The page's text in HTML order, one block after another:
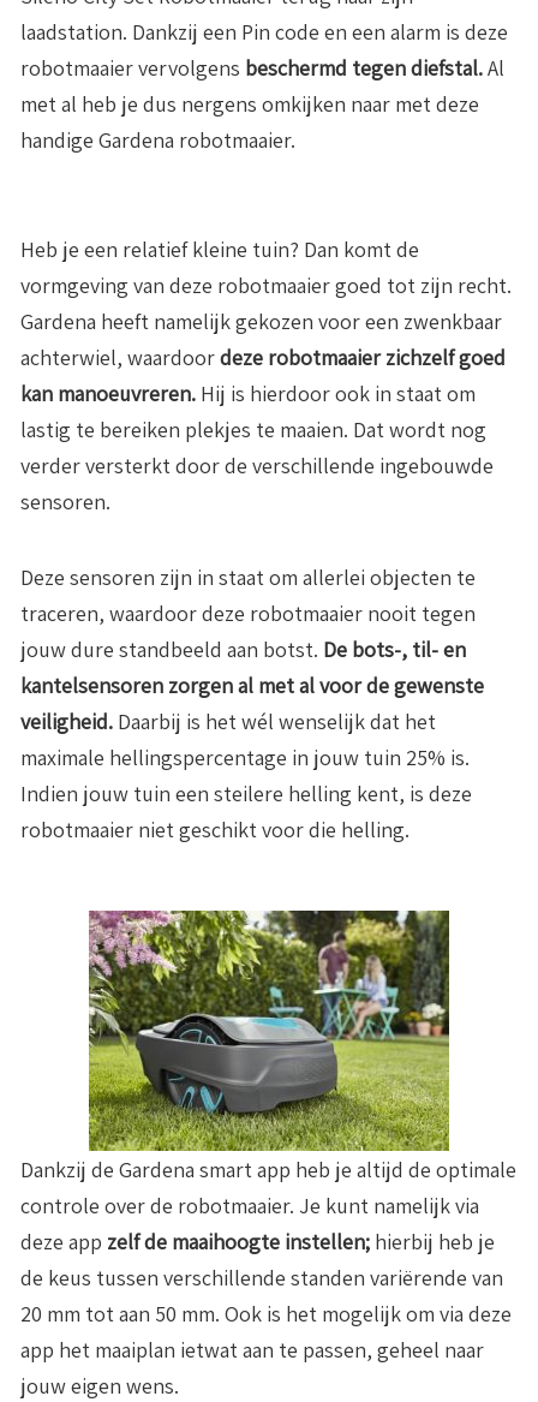
laadstation. Dankzij een Pin code en een alarm is deze
robotmaaier vervolgens beschermd tegen diefstal.Al
met al heb je dus nergens omkijken naar met deze
handige Gardena robotmaaier.
Heb je een relatief kleine tuin? Dan komt de
vormgeving van deze robotmaaier goed tot zijn recht.
Gardena heeft namelijk gekozen voor een zwenkbaar
achterwiel, waardoordeze robotmaaierzichzelf goed
kan manoeuvreren. Hij is hierdoor ook in staat om
lastig te bereiken plekjes te maaien. Dat wordt nog
verder versterkt door de verschillende ingebouwde
sensoren.
Deze sensoren zijn in staat om allerlei objecten te
traceren, waardoor deze robotmaaier nooit tegen
jouw dure standbeeld aan botst. De bots-, til- en
kantelsensoren zorgen al met al voor de gewenste
veiligheid. Daarbij is het wél wenselijk dat het
maximale hellingspercentage in jouw tuin 25% is.
Indien jouw tuin een steilere helling kent, is deze
robotmaaier niet geschikt voor die helling.
Dankzij de Gardena smart app heb je altijd de optimale
controle over de robotmaaier. Je kunt namelijk via
deze app zelf de maaihoogte instellen; hierbij heb je
de keus tussen verschillende standen variërende van
20 mm tot aan 50 mm. Ook is het mogelijk om via deze
app het maaiplan ietwat aan te passen, geheel naar
jouw eigen wens.